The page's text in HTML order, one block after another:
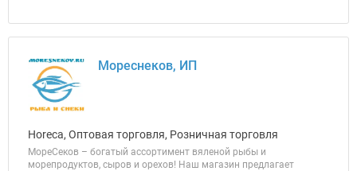
Мореснеков, ИП
Horeca, Оптовая торговля, Розничная торговля
МореСеков – богатый ассортимент вяленой рыбы и
морепродуктов, сыров и орехов! Наш магазин предлагает